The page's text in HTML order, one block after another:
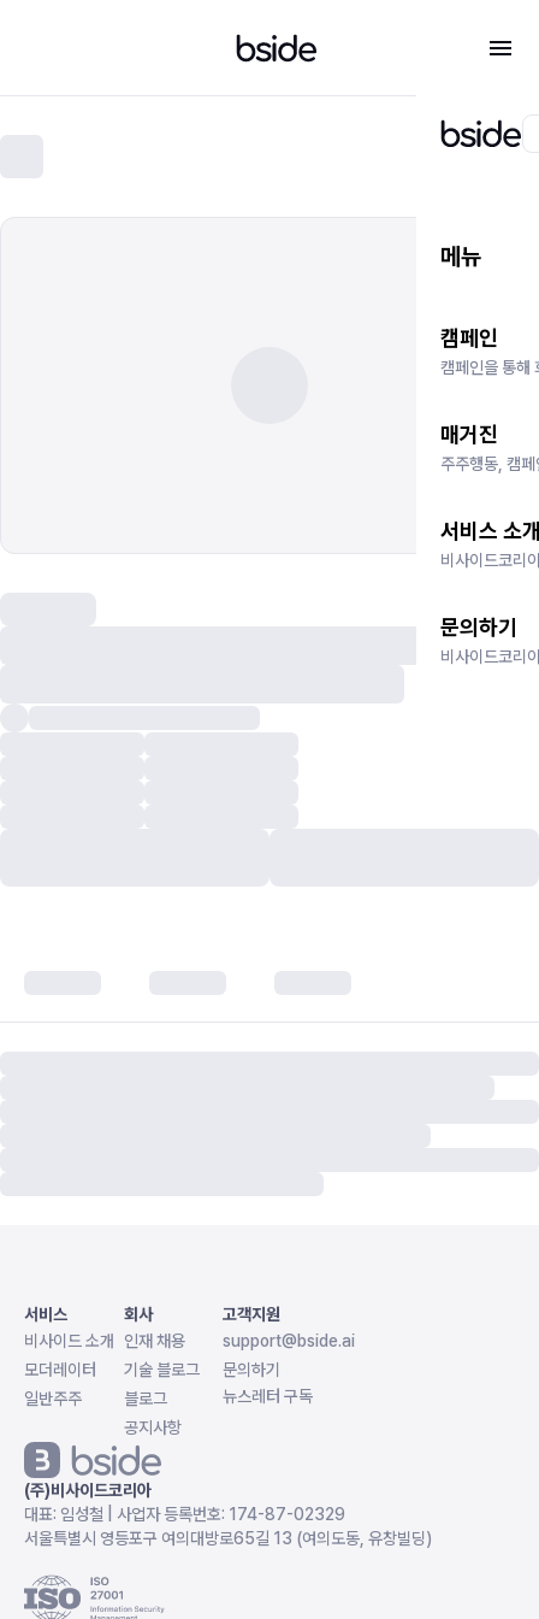
메뉴
캠페인
캠페인을 통해
매거진
주주행동, 캠
서비스 소
비사이드코리
문의하기
비사이드코리
서비스
비사이드 소개
모더레이터
일반주주
회사
인재 채용
기술 블로그
블로그
공지사항
고객지원
support@bside.ai
문의하기
뉴스레터 구독
(주)비사이드코리아
대표: 임성철 | 사업자 등록번호: 174-87-02329
서울특별시 영등포구 여의대방로65길 13 (여의도동, 유창빌딩)